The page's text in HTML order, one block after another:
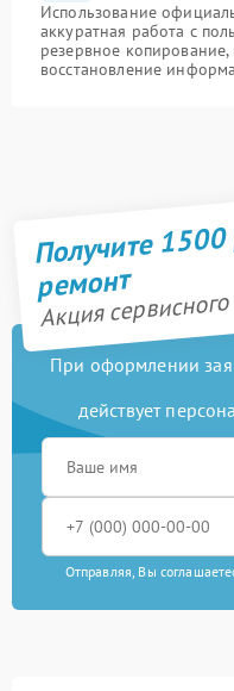
Использование
аккуратная работа с
резервное
восстановление
Получите
ремонт
Акция
При оформлении
действует
Отправляя, Вы